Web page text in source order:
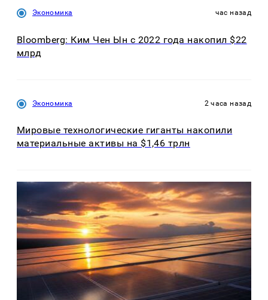
Экономика час назад
Bloomberg: Ким Чен Ын с 2022 года накопил $22
млрд
Экономика 2 часа назад
Мировые технологические гиганты накопили
материальные активы на $1,46 трлн